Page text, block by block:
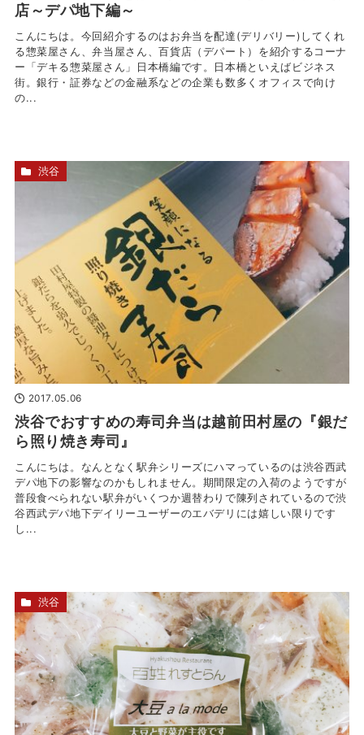
店～デパ地下編～
こんにちは。今回紹介するのはお弁当を配達(デリバリー)してくれ
る惣菜屋さん、弁当屋さん、百貨店（デパート）を紹介するコーナ
ー「デキる惣菜屋さん」日本橋編です。日本橋といえばビジネス
街。銀行・証券などの金融系などの企業も数多くオフィスで向け
の...
2017.05.06
渋谷でおすすめの寿司弁当は越前田村屋の『銀だ
ら照り焼き寿司』
こんにちは。なんとなく駅弁シリーズにハマっているのは渋谷西武
デパ地下の影響なのかもしれません。期間限定の入荷のようですが
普段食べられない駅弁がいくつか週替わりで陳列されているので渋
谷西武デパ地下デイリーユーザーのエバデリには嬉しい限りです
し...
渋谷
渋谷